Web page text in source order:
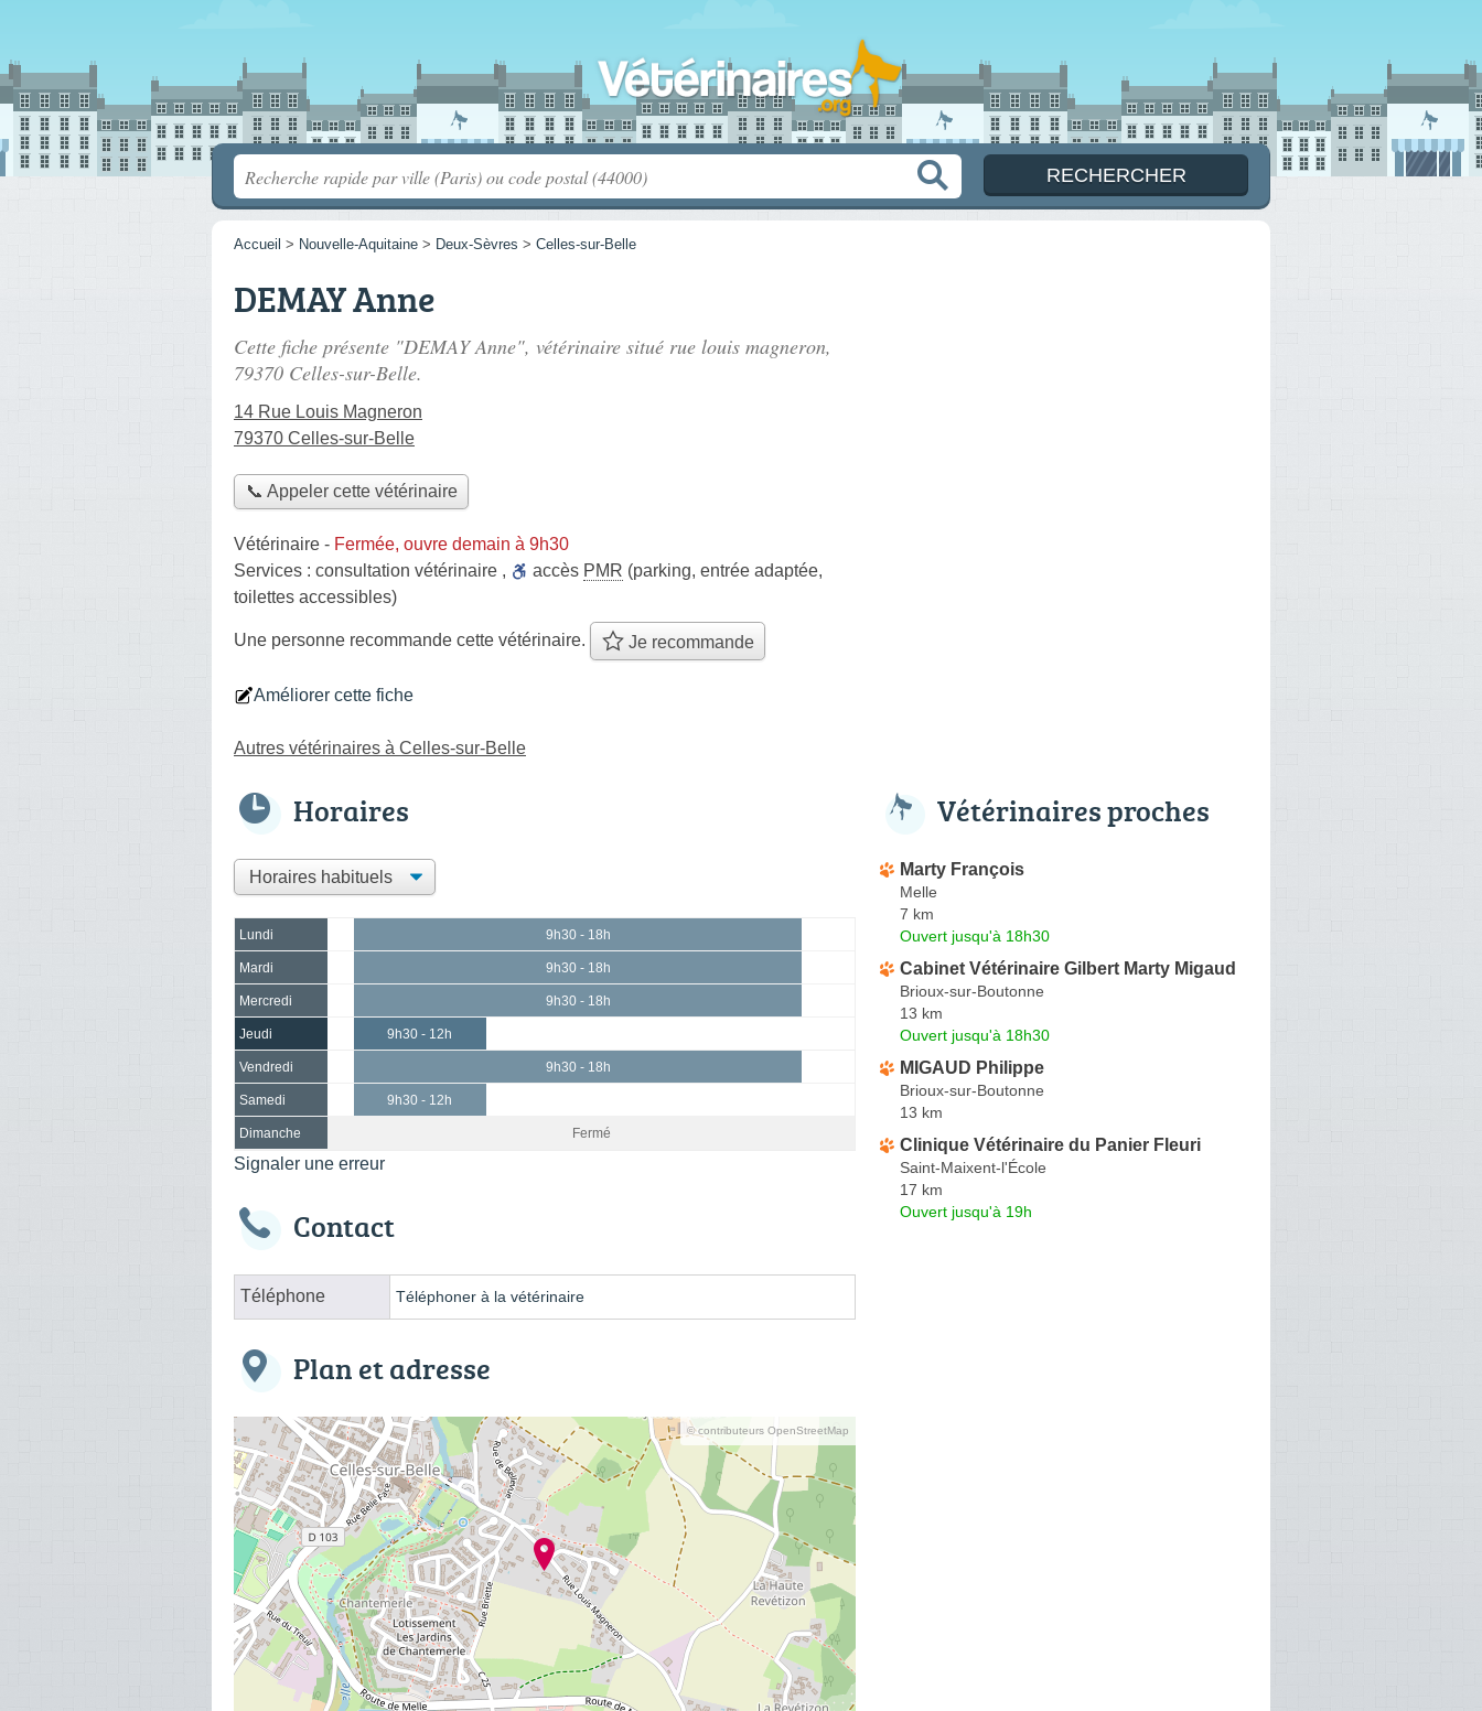
Accueil > Nouvelle-Aquitaine > Deux-Sèvres > Celles-sur-Belle
DEMAY Anne
Cette fiche présente "DEMAY Anne", vétérinaire situé rue louis magneron,
79370 Celles-sur-Belle.
14 Rue Louis Magneron
79370 Celles-sur-Belle
📞 Appeler cette vétérinaire
Vétérinaire - Fermée, ouvre demain à 9h30
Services : consultation vétérinaire , accès PMR (parking, entrée adaptée,
toilettes accessibles)
Une personne recommande cette vétérinaire. Je recommande
Améliorer cette fiche
Autres vétérinaires à Celles-sur-Belle
Horaires
Lundi 9h30 - 18h
Mardi 9h30 - 18h
Mercredi 9h30 - 18h
Jeudi 9h30 - 12h
Vendredi 9h30 - 18h
Samedi 9h30 - 12h
Dimanche Fermé
Signaler une erreur
Contact
Téléphone Téléphoner à la vétérinaire
Plan et adresse
© contributeurs OpenStreetMap
Vétérinaires proches
Marty François
Melle
7 km
Ouvert jusqu'à 18h30
Cabinet Vétérinaire Gilbert Marty Migaud
Brioux-sur-Boutonne
13 km
Ouvert jusqu'à 18h30
MIGAUD Philippe
Brioux-sur-Boutonne
13 km
Clinique Vétérinaire du Panier Fleuri
Saint-Maixent-l'École
17 km
Ouvert jusqu'à 19h